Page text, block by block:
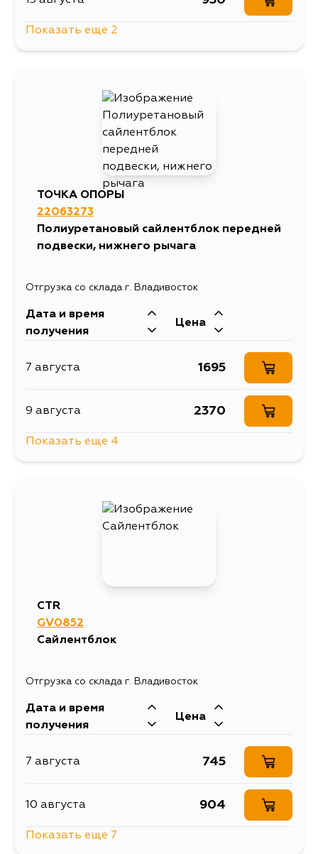
Показать еще 2
ТОЧКА ОПОРЫ
22063273
Полиуретановый сайлентблок передней
подвески, нижнего рычага
Отгрузка со склада г. Владивосток
Дата и время
получения
Цена
7 августа 1695
9 августа 2370
2370
Показать еще 4
CTR
GV0852
Сайлентблок
Отгрузка со склада г. Владивосток
Дата и время
получения
Цена
7 августа 745
10 августа 904
Показать еще 7